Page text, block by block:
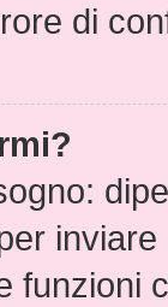
di
funzioni